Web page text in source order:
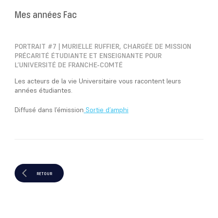
Mes années Fac
PORTRAIT #7 | MURIELLE RUFFIER, CHARGÉE DE MISSION
PRÉCARITÉ ÉTUDIANTE ET ENSEIGNANTE POUR
L’UNIVERSITÉ DE FRANCHE-COMTÉ
Les acteurs de la vie Universitaire vous racontent leurs
années étudiantes.
Diffusé dans l’émission Sortie d’amphi
RETOUR